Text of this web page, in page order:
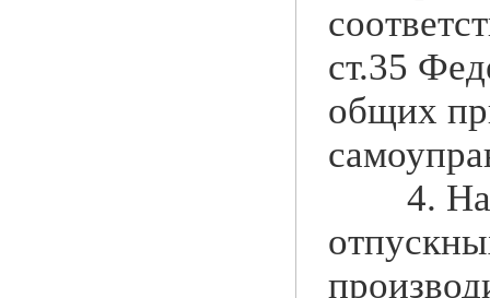
ст.35
общих
4.